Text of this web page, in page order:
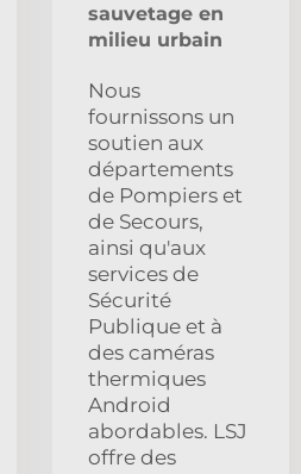
sauvetage en
milieu urbain
Nous
fournissons un
soutien aux
départements
de Pompiers et
de Secours,
ainsi qu'aux
services de
Sécurité
Publique et à
des caméras
thermiques
Android
abordables. LSJ
offre des